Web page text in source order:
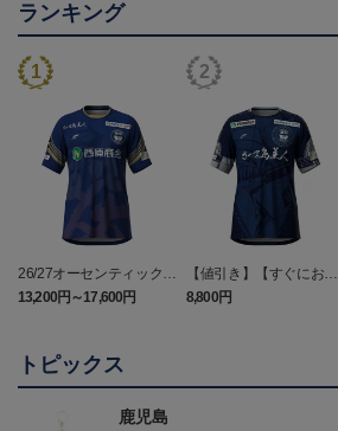
ランキング
26/27オーセンティックユ
ニフォーム（FP1st）
13,200円～17,600円
【値引き】【すぐにお届
け】2025オーセンティッ
クユニフォーム FP1st
8,800円
トピックス
鹿児島